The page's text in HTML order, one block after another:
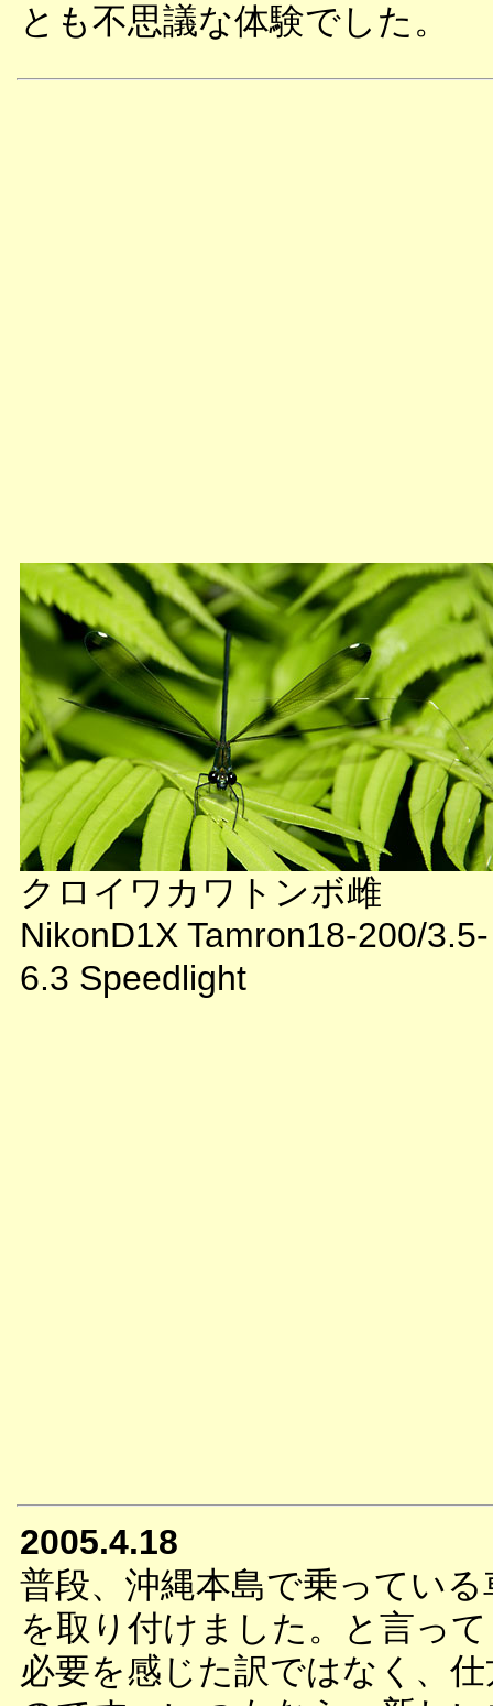
とも不思議な体験でした。
クロイワカワトンボ雌
NikonD1X Tamron18-200/3.5-
6.3 Speedlight
2005.4.18
普段、沖縄本島で乗っている
を取り付けました。と言っ
必要を感じた訳ではなく、